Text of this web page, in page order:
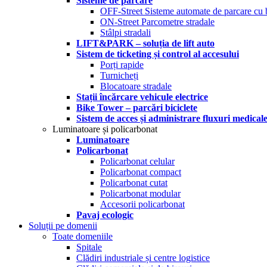
OFF-Street Sisteme automate de parcare cu
ON-Street Parcometre stradale
Stâlpi stradali
LIFT&PARK – soluția de lift auto
Sistem de ticketing și control al accesului
Porți rapide
Turnicheți
Blocatoare stradale
Stații încărcare vehicule electrice
Bike Tower – parcări biciclete
Sistem de acces și administrare fluxuri medicale
Luminatoare și policarbonat
Luminatoare
Policarbonat
Policarbonat celular
Policarbonat compact
Policarbonat cutat
Policarbonat modular
Accesorii policarbonat
Pavaj ecologic
Soluții pe domenii
Toate domeniile
Spitale
Clădiri industriale și centre logistice